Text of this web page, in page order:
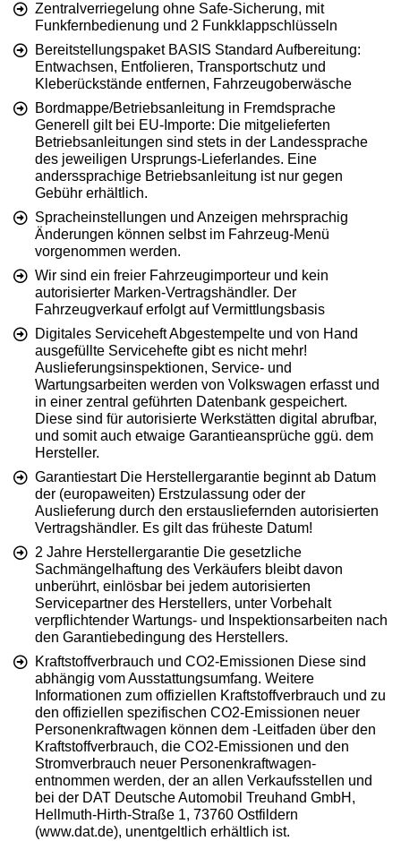
Zentralverriegelung ohne Safe-Sicherung, mit
Funkfernbedienung und 2 Funkklappschlüsseln
Bereitstellungspaket BASIS Standard Aufbereitung:
Entwachsen, Entfolieren, Transportschutz und
Kleberückstände entfernen, Fahrzeugoberwäsche
Bordmappe/Betriebsanleitung in Fremdsprache
Generell gilt bei EU-Importe: Die mitgelieferten
Betriebsanleitungen sind stets in der Landessprache
des jeweiligen Ursprungs-Lieferlandes. Eine
anderssprachige Betriebsanleitung ist nur gegen
Gebühr erhältlich.
Spracheinstellungen und Anzeigen mehrsprachig
Änderungen können selbst im Fahrzeug-Menü
vorgenommen werden.
Wir sind ein freier Fahrzeugimporteur und kein
autorisierter Marken-Vertragshändler. Der
Fahrzeugverkauf erfolgt auf Vermittlungsbasis
Digitales Serviceheft Abgestempelte und von Hand
ausgefüllte Servicehefte gibt es nicht mehr!
Auslieferungsinspektionen, Service- und
Wartungsarbeiten werden von Volkswagen erfasst und
in einer zentral geführten Datenbank gespeichert.
Diese sind für autorisierte Werkstätten digital abrufbar,
und somit auch etwaige Garantieansprüche ggü. dem
Hersteller.
Garantiestart Die Herstellergarantie beginnt ab Datum
der (europaweiten) Erstzulassung oder der
Auslieferung durch den erstausliefernden autorisierten
Vertragshändler. Es gilt das früheste Datum!
2 Jahre Herstellergarantie Die gesetzliche
Sachmängelhaftung des Verkäufers bleibt davon
unberührt, einlösbar bei jedem autorisierten
Servicepartner des Herstellers, unter Vorbehalt
verpflichtender Wartungs- und Inspektionsarbeiten nach
den Garantiebedingung des Herstellers.
Kraftstoffverbrauch und CO2-Emissionen Diese sind
abhängig vom Ausstattungsumfang. Weitere
Informationen zum offiziellen Kraftstoffverbrauch und zu
den offiziellen spezifischen CO2-Emissionen neuer
Personenkraftwagen können dem -Leitfaden über den
Kraftstoffverbrauch, die CO2-Emissionen und den
Stromverbrauch neuer Personenkraftwagen-
entnommen werden, der an allen Verkaufsstellen und
bei der DAT Deutsche Automobil Treuhand GmbH,
Hellmuth-Hirth-Straße 1, 73760 Ostfildern
(www.dat.de), unentgeltlich erhältlich ist.